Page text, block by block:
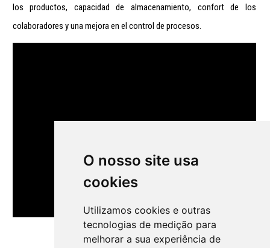
O nosso site usa
cookies
Utilizamos cookies e outras
tecnologias de medição para
melhorar a sua experiência de
los productos, capacidad de almacenamiento, confort de los
colaboradores y una mejora en el control de procesos.